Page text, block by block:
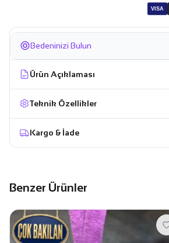
VISA
Bedeninizi Bulun
Ürün Açıklaması
Teknik Özellikler
Kargo & İade
Benzer Ürünler